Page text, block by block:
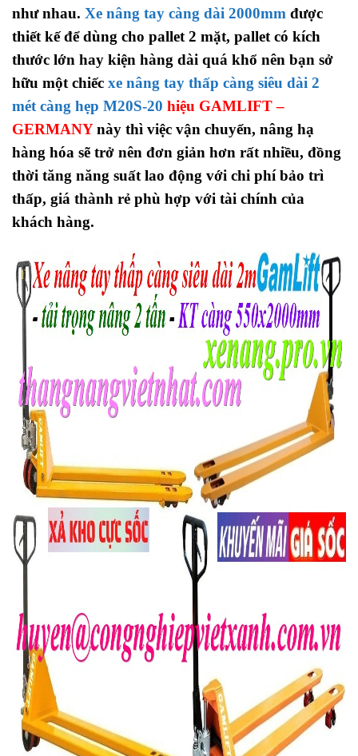
như nhau. Xe nâng tay càng dài 2000mm được
thiết kế để dùng cho pallet 2 mặt, pallet có kích
thước lớn hay kiện hàng dài quá khổ nên bạn sở
hữu một chiếc xe nâng tay thấp càng siêu dài 2
mét càng hẹp M20S-20 hiệu GAMLIFT –
GERMANYnày thì việc vận chuyển, nâng hạ
hàng hóa sẽ trở nên đơn giản hơn rất nhiều, đồng
thời tăng năng suất lao động với chi phí bảo trì
thấp, giá thành rẻ phù hợp với tài chính của
khách hàng.